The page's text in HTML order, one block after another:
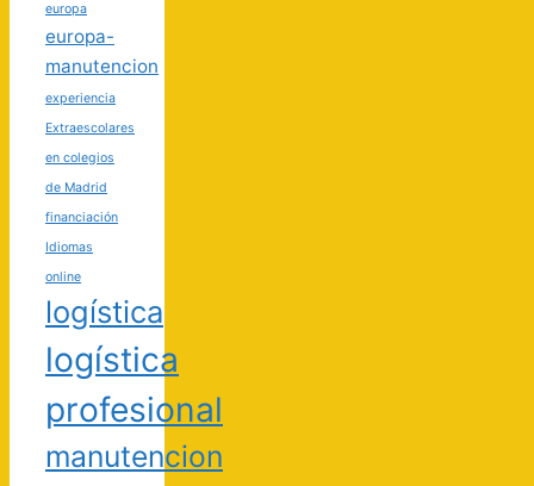
europa
europa-
manutencion
experiencia
Extraescolares
en colegios
de Madrid
financiación
Idiomas
online
logística
logística
profesional
manutencion